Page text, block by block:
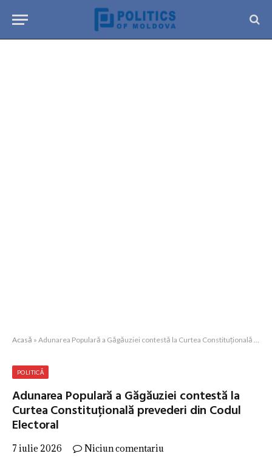
Acasă » Adunarea Populară a Găgăuziei contestă la Curtea Constituțională prevederi din Codul Electoral
POLITICĂ
Adunarea Populară a Găgăuziei contestă la
Curtea Constituțională prevederi din Codul
Electoral
7 iulie 2026 Niciun comentariu